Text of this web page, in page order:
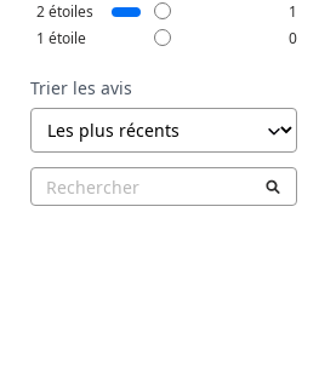
2étoiles
1
1 étoile 0
Trier les avis